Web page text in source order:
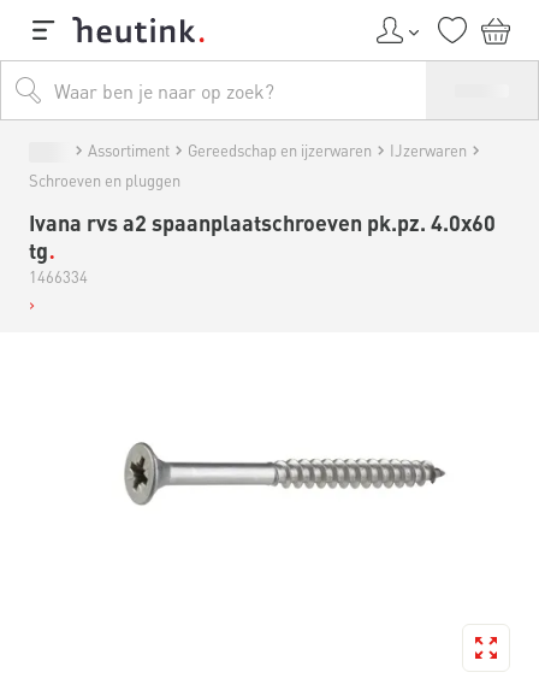
Assortiment Gereedschap en ijzerwaren
IJzerwaren
Schroeven en pluggen
Ivana rvs a2 spaanplaatschroeven pk.pz. 4.0x60
tg
1466334